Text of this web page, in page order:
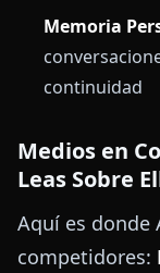
Memoria
continuidad
Medios en
Leas Sobre
Aquí es donde
competidores: